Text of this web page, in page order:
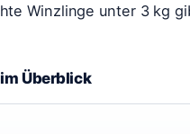
Winzlinge unter 3 kg
Überblick